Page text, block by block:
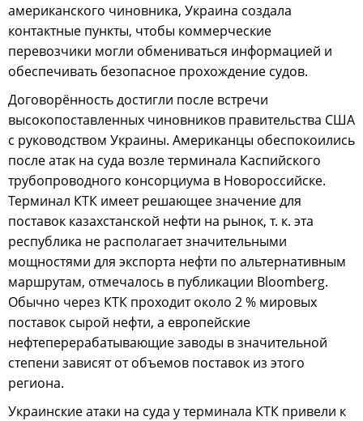
американского чиновника, Украина создала
контактные пункты, чтобы коммерческие
перевозчики могли обмениваться информацией и
обеспечивать безопасное прохождение судов.
Договорённость достигли после встречи
высокопоставленных чиновников правительства США
с руководством Украины. Американцы обеспокоились
после атак на суда возле терминала Каспийского
трубопроводного консорциума в Новороссийске.
Терминал КТК имеет решающее значение для
поставок казахстанской нефти на рынок, т. к. эта
республика не располагает значительными
мощностями для экспорта нефти по альтернативным
маршрутам, отмечалось в публикации Bloomberg.
Обычно через КТК проходит около 2 % мировых
поставок сырой нефти, а европейские
нефтеперерабатывающие заводы в значительной
степени зависят от объемов поставок из этого
региона.
Украинские атаки на суда у терминала КТК привели к